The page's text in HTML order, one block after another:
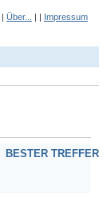
| Über... | | Impressum
BESTER TREFFER